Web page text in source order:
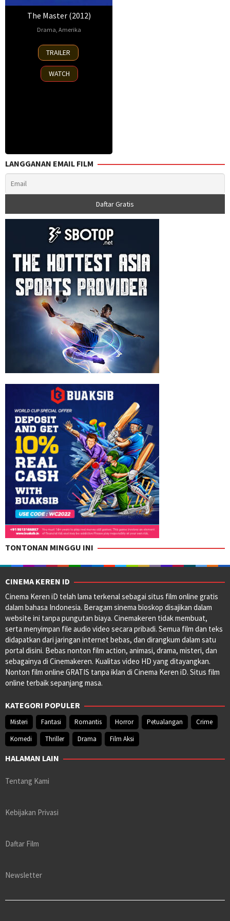
The Master (2012)
Drama Amerika
7
Sep
2012
Adam
Somner
Jillian
Giacomini
TRAILER
WATCH
LANGGANAN EMAIL FILM
TONTONAN MINGGU INI
CINEMA KEREN ID
Cinema Keren iD telah lama terkenal sebagai situs film online gratis
dalam bahasa Indonesia. Beragam sinema bioskop disajikan dalam
website ini tanpa pungutan biaya. Cinemakeren tidak membuat,
serta menyimpan file audio video secara pribadi. Semua film dan teks
didapatkan dari jaringan internet bebas, dan dirangkum dalam satu
portal disini. Bebas nonton film action, animasi, drama, misteri, dan
sebagainya di Cinemakeren. Kualitas video HD yang ditayangkan.
Nonton film online GRATIS tanpa iklan di Cinema Keren iD. Situs film
online terbaik sepanjang masa.
KATEGORI POPULER
Misteri Fantasi Romantis Horror Petualangan
Crime
Komedi
Thriller Drama Film Aksi
HALAMAN LAIN
Tentang Kami
Kebijakan Privasi
Daftar Film
Newsletter